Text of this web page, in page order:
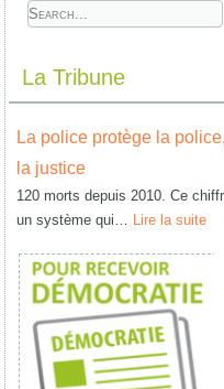
La Tribune
La police protège la
la justice
120 morts depuis 2010. Ce
un système qui…
Lire la suite